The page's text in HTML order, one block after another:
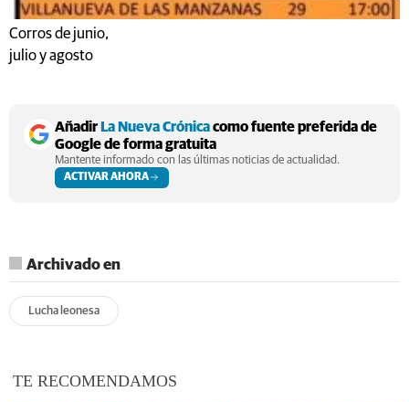
Corros de junio,
julio y agosto
AñadirLa Nueva Crónicacomo fuente preferida de
Google de forma gratuita
Mantente informado con las últimas noticias de actualidad.
ACTIVAR AHORA
Archivado en
Lucha leonesa
TE RECOMENDAMOS